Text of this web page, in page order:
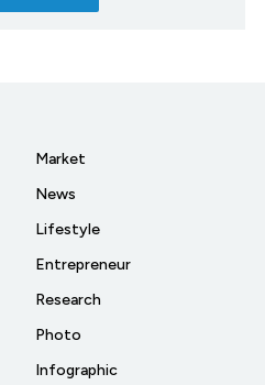
Market
News
Lifestyle
Entrepreneur
Research
Photo
Infographic